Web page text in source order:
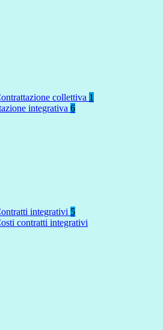
collettiva 1
integrativa 6
integrativi 5
contratti integrativi